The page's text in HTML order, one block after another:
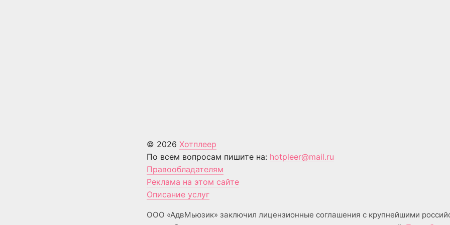
© 2026 Хотплеер
По всем вопросам пишите на: hotpleer@mail.ru
Правообладателям
Реклама на этом сайте
Описание услуг
ООО «АдвМьюзик» заключил лицензионные соглашения с крупнейшими